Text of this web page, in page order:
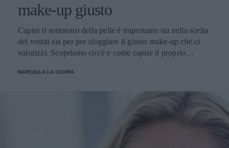
make-up giusto
Capire il sottotono della pelle è importante sia nella scelta
dei vestiti sia per per sfoggiare il giusto make-up che ci
valorizzi. Scopriamo cos'è e come capire il proprio
MARCELLA LA CIOPPA